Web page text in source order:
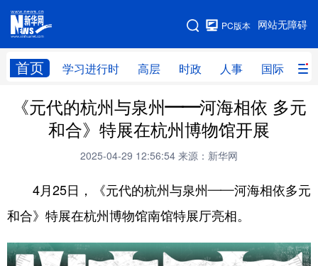
网站无障碍
PC版本
首页 学习进行时 高层 时政 人事 国际 财
网站地图
学习进行时 高层 时政 人事
国际 财经 网评 港澳
科技 科创 量子 体育
文化 书画 健康
访谈 视频 图片 政务
《元代的杭州与泉州——河海相依 多元
和合》特展在杭州博物馆开展
2025-04-29 12:56:54 来源：新华网
4月25日，《元代的杭州与泉州——河海相依多元
和合》特展在杭州博物馆南馆特展厅亮相。